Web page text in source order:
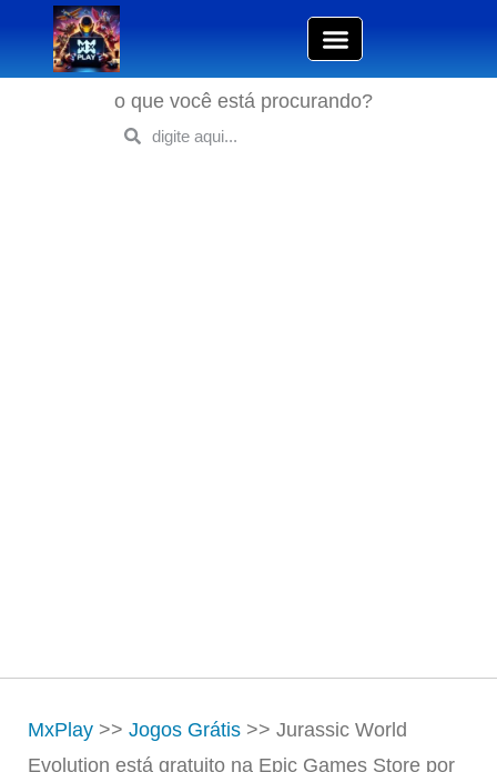
o que você está procurando?
MxPlay >> Jogos Grátis >> Jurassic World
Evolution está gratuito na Epic Games Store por